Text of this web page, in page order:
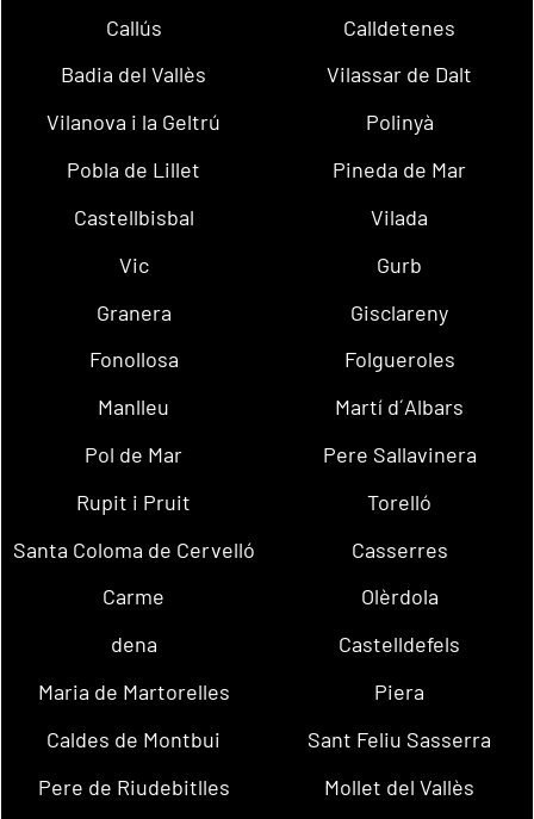
Callús
Calldetenes
Badia del Vallès
Vilassar de Dalt
Vilanova i la Geltrú
Polinyà
Pobla de Lillet
Pineda de Mar
Castellbisbal
Vilada
Vic
Gurb
Granera
Gisclareny
Fonollosa
Folgueroles
Manlleu
Martí d´Albars
Pol de Mar
Pere Sallavinera
Rupit i Pruit
Torelló
Santa Coloma de Cervelló
Casserres
Carme
Olèrdola
dena
Castelldefels
Maria de Martorelles
Piera
Caldes de Montbui
Sant Feliu Sasserra
Pere de Riudebitlles
Mollet del Vallès